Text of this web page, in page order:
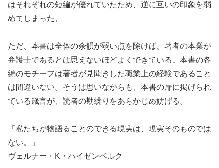
はそれぞれの短編が優れていたため、逆に互いの印象を弱
めてしまった。
ただ、本書は全体の余韻が弱い点を除けば、著者の本業が
弁護士であるとは思えないほどよくできている。本書の各
編のモチーフは著者が見聞きした職業上の経験であること
は間違いない。そうは思いながらも、本書の扉に掲げられ
ている箴言が、読者の勘繰りをあらかじめ妨げる。
「私たちが物語ることのできる現実は、現実そのものでは
ない。」
ヴェルナー・K・ハイゼンベルク